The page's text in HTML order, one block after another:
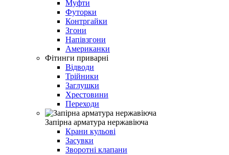
Муфти
Футорки
Контргайки
Згони
Напівзгони
Американки
Фітинги приварні
Відводи
Трійники
Заглушки
Хрестовини
Переходи
Запірна арматура нержавіюча
Крани кульові
Засувки
Зворотні клапани